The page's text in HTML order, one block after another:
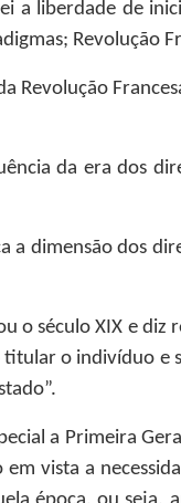
a liberdade de
Revolução
Revolução
da era dos
dimensão dos
o século XIX e diz
o indivíduo e
a Primeira
vista a